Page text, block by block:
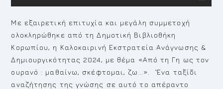
Με εξαιρετική επιτυχία και μεγάλη συμμετοχή
ολοκληρώθηκε από τη Δημοτική Βιβλιοθήκη
Κορωπίου, η Καλοκαιρινή Εκστρατεία Ανάγνωσης &
Δημιουργικότητας 2024, με θέμα «Από τη Γη ως τον
ουρανό : μαθαίνω, σκέφτομαι, ζω…». ‘Ένα ταξίδι
αναζήτησης της γνώσης σε αυτό το απέραντο